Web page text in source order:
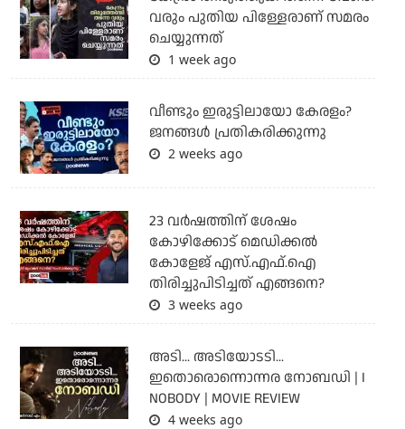
വരും പുതിയ പിള്ളേരാണ് സമരം
ചെയ്യുന്നത്
1 week ago
വീണ്ടും ഇരുട്ടിലായോ കേരളം?
ജനങ്ങൾ പ്രതികരിക്കുന്നു
2 weeks ago
23 വർഷത്തിന് ശേഷം
കോഴിക്കോട് മെഡിക്കൽ
കോളേജ് എസ്.എഫ്.ഐ
തിരിച്ചുപിടിച്ചത് എങ്ങനെ?
3 weeks ago
അടി... അടിയോടടി...
ഇതൊരൊന്നൊന്നര നോബഡി | I
NOBODY | MOVIE REVIEW
4 weeks ago